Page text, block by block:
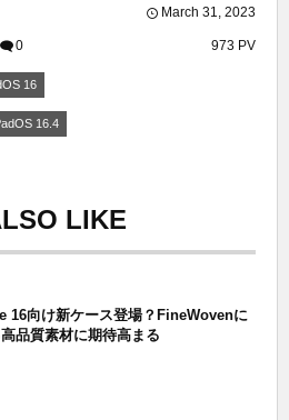
March 31, 2023
0 973 PV
16
16.4
LIKE
16向け新ケース登場？FineWovenに
品質素材に期待高まる